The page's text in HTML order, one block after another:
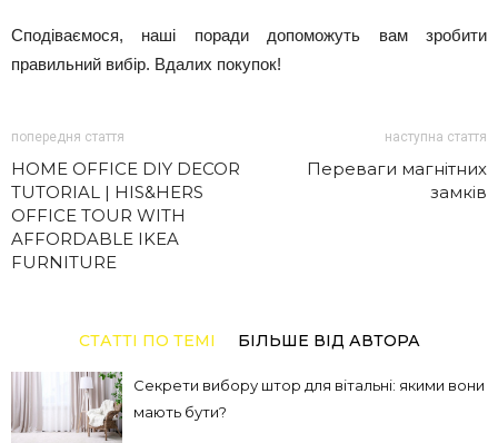
Сподіваємося, наші поради допоможуть вам зробити
правильний вибір. Вдалих покупок!
попередня стаття
HOME OFFICE DIY DECOR
TUTORIAL | HIS&HERS
OFFICE TOUR WITH
AFFORDABLE IKEA
FURNITURE
наступна стаття
Переваги магнітних
замків
СТАТТІ ПО ТЕМІ БІЛЬШЕ ВІД АВТОРА
Секрети вибору штор для вітальні: якими вони
мають бути?